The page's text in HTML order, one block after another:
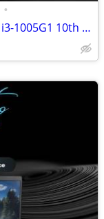
•
HP Laptop 15 Touchscreen Intel Core i3-1005G1 10th Gen 8GB RAM 128GB